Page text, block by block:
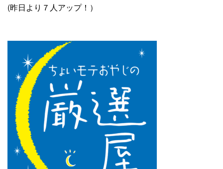
(昨日より７人アップ！）